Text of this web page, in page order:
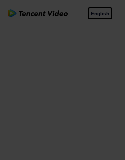
English